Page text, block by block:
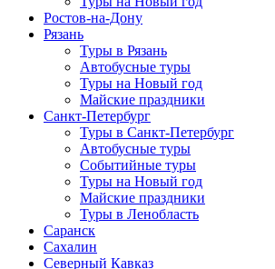
Ростов-на-Дону
Рязань
Туры в Рязань
Автобусные туры
Туры на Новый год
Майские праздники
Санкт-Петербург
Туры в Санкт-Петербург
Автобусные туры
Событийные туры
Туры на Новый год
Майские праздники
Туры в Ленобласть
Саранск
Сахалин
Северный Кавказ